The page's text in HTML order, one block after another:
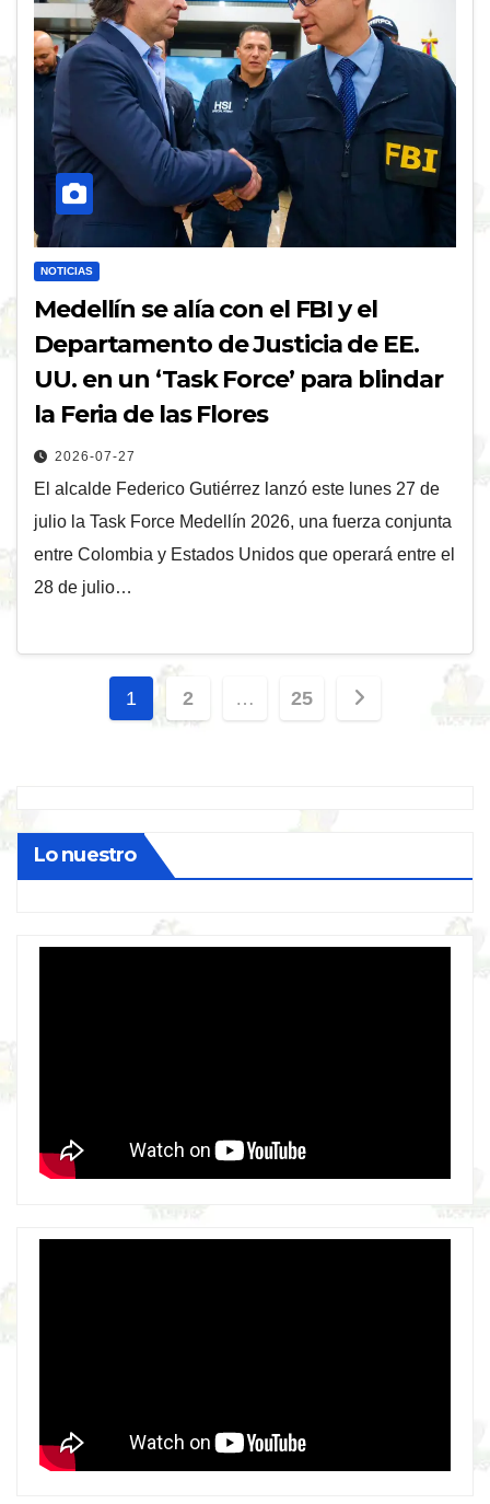
NOTICIAS
Medellín se alía con el FBI y el
Departamento de Justicia de EE.
UU. en un ‘Task Force’ para blindar
la Feria de las Flores
2026-07-27
El alcalde Federico Gutiérrez lanzó este lunes 27 de
julio la Task Force Medellín 2026, una fuerza conjunta
entre Colombia y Estados Unidos que operará entre el
28 de julio…
Paginación
1 2 … 25
Lo nuestro